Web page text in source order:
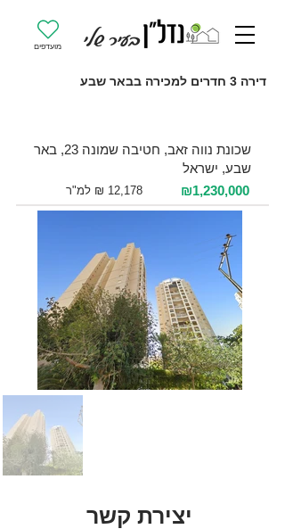
מועדפים
דירה 3 חדרים למכירה בבאר שבע
שכונת נווה זאב, חטיבה שמונה 23, באר
שבע, ישראל
₪1,230,000
יצירת קשר